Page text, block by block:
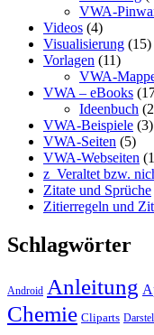
VWA-
Videos (4)
Visualisierung (15)
Vorlagen (11)
VWA-
VWA – eBooks
Ideenbuch
VWA-Beispiele (3)
VWA-Seiten (5)
VWA-Webseiten
z_Veraltet bzw.
Zitate und Sprüche
Zitierregeln und
Schlagwörter
Android Anleitung
Chemie Cliparts